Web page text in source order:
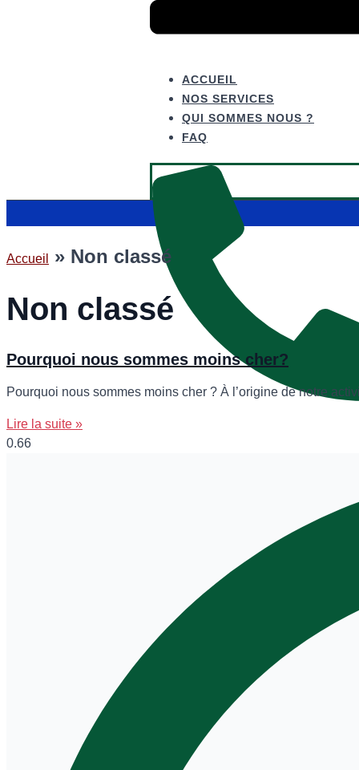
ACCUEIL
NOS SERVICES
QUI SOMMES NOUS ?
FAQ
Accueil » Non classé
Non classé
Pourquoi nous sommes moins cher?
Pourquoi nous sommes moins cher ? À l’origine de notre
Lire la suite »